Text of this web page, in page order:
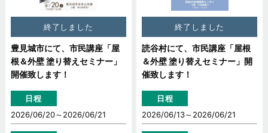
終了しました
豊見城市にて、市民講座「屋
根＆外壁 塗り替えセミナー」
開催致します！
日程
2026/06/20～2026/06/21
終了しました
読谷村にて、市民講座「屋根
＆外壁 塗り替えセミナー」開
催致します！
日程
2026/06/13～2026/06/21